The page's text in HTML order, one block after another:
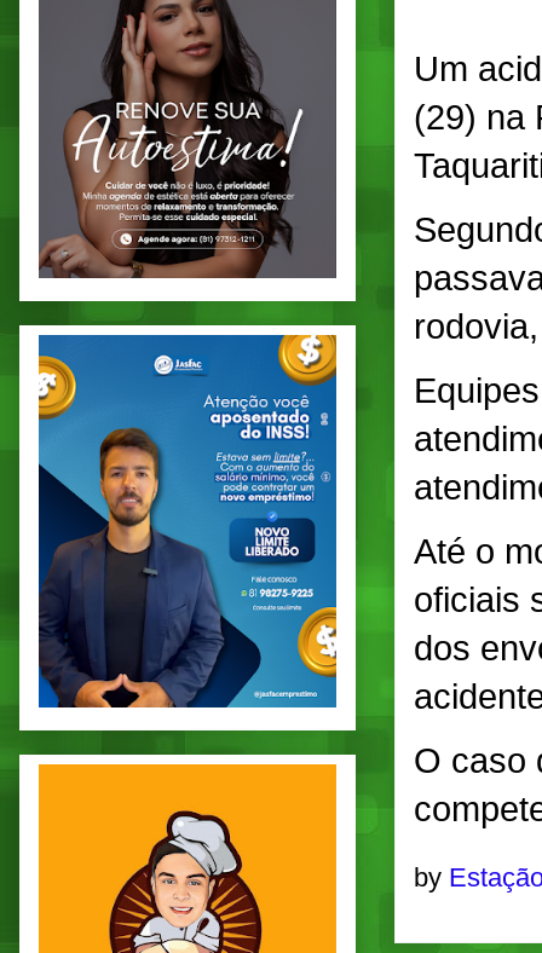
Um
(29) na
Até o
oficiais
dos
O caso
by